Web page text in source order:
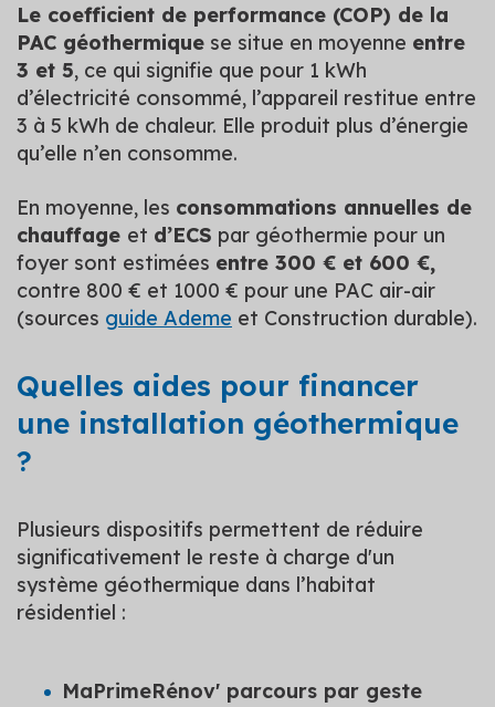
Le coefficient de performance (COP) de la
PAC géothermique se situe en moyenne entre
3 et 5, ce qui signifie que pour 1 kWh
d’électricité consommé, l’appareil restitue entre
3 à 5 kWh de chaleur. Elle produit plus d’énergie
qu’elle n’en consomme.
En moyenne, les consommations annuelles de
chauffage et d’ECS par géothermie pour un
foyer sont estimées entre 300 € et 600 €,
contre 800 € et 1000 € pour une PAC air-air
(sources guide Ademe et Construction durable).
Quelles aides pour financer
une installation géothermique
?
Plusieurs dispositifs permettent de réduire
significativement le reste à charge d'un
système géothermique dans l’habitat
résidentiel :
MaPrimeRénov' parcours par geste